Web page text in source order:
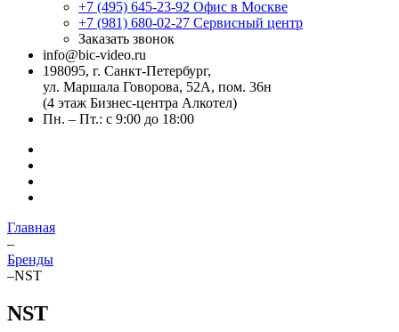
+7 (495) 645-23-92 Офис в Москве
+7 (981) 680-02-27 Сервисный центр
Заказать звонок
info@bic-video.ru
198095, г. Санкт-Петербург,
ул. Маршала Говорова, 52А, пом. 36н
(4 этаж Бизнес-центра Алкотел)
Пн. – Пт.: с 9:00 до 18:00
Главная
–
Бренды
–NST
NST